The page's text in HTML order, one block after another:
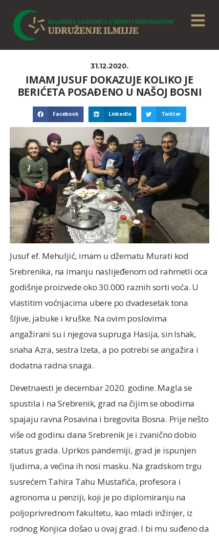
31.12.2020.
IMAM JUSUF DOKAZUJE KOLIKO JE
BERIĆETA POSAĐENO U NAŠOJ BOSNI
Facebook LinkedIn Twitter
Jusuf ef. Mehuljić, imam u džematu Murati kod
Srebrenika, na imanju naslijeđenom od rahmetli oca
godišnje proizvede oko 30.000 raznih sorti voća. U
vlastitim voćnjacima ubere po dvadesetak tona
šljive, jabuke i kruške. Na ovim poslovima
angažirani su i njegova supruga Hasija, sin Ishak,
snaha Azra, sestra Izeta, a po potrebi se angažira i
dodatna radna snaga.
Devetnaesti je decembar 2020. godine. Magla se
spustila i na Srebrenik, grad na čijim se obodima
spajaju ravna Posavina i bregovita Bosna. Prije nešto
više od godinu dana Srebrenik je i zvanično dobio
status grada. Uprkos pandemiji, grad je ispunjen
ljudima, a većina ih nosi masku. Na gradskom trgu
susrećem Tahira Tahu Mustafića, profesora i
agronoma u penziji, koji je po diplomiranju na
poljoprivrednom fakultetu, kao mladi inžinjer, iz
rodnog Konjica došao u ovaj grad. I bi mu suđeno da